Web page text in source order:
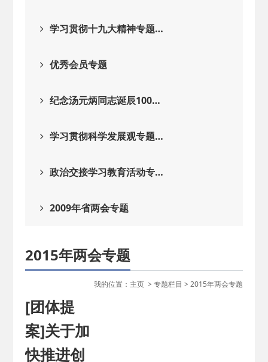
学习贯彻十九大精神专题…
优秀会员专题
纪念汤元炳同志诞辰100…
学习贯彻科学发展观专题…
政治交接学习教育活动专…
2009年省两会专题
2015年两会专题
我的位置： 主页> 专题栏目 > 2015年两会专题
[团体提
案]关于加
快推进创